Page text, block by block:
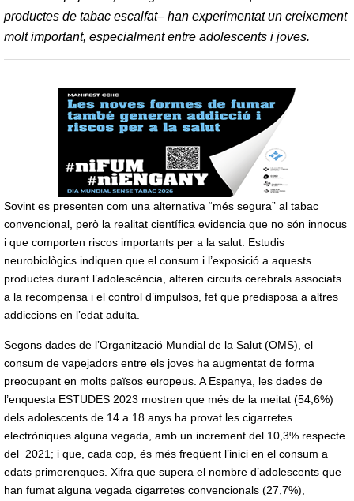
productes de tabac escalfat– han experimentat un creixement
molt important, especialment entre adolescents i joves.
Sovint es presenten com una alternativa “més segura” al tabac
convencional, però la realitat científica evidencia que no són innocus
i que comporten riscos importants per a la salut. Estudis
neurobiològics indiquen que el consum i l’exposició a aquests
productes durant l’adolescència, alteren circuits cerebrals associats
a la recompensa i el control d’impulsos, fet que predisposa a altres
addiccions en l’edat adulta.
Segons dades de l’Organització Mundial de la Salut (OMS), el
consum de vapejadors entre els joves ha augmentat de forma
preocupant en molts països europeus. A Espanya, les dades de
l’enquesta ESTUDES 2023 mostren que més de la meitat (54,6%)
dels adolescents de 14 a 18 anys ha provat les cigarretes
electròniques alguna vegada, amb un increment del 10,3% respecte
del 2021; i que, cada cop, és més freqüent l’inici en el consum a
edats primerenques. Xifra que supera el nombre d’adolescents que
han fumat alguna vegada cigarretes convencionals (27,7%),